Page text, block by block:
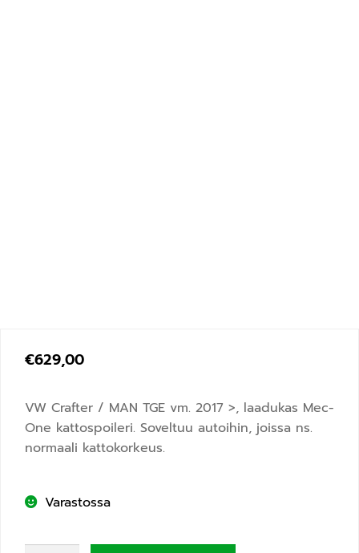
€629,00
VW Crafter / MAN TGE vm. 2017 >, laadukas Mec-
One kattospoileri. Soveltuu autoihin, joissa ns.
normaali kattokorkeus.
Varastossa